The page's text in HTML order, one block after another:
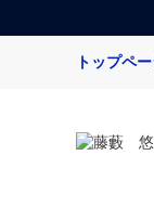
トップペ